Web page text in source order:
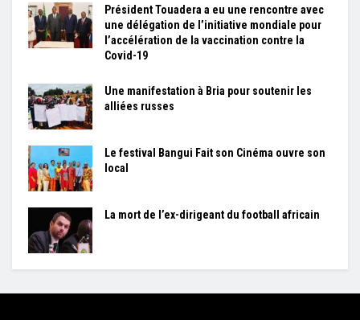
Président Touadera a eu une rencontre avec
une délégation de l’initiative mondiale pour
l’accélération de la vaccination contre la
Covid-19
Une manifestation à Bria pour soutenir les
alliées russes
Le festival Bangui Fait son Cinéma ouvre son
local
La mort de l’ex-dirigeant du football africain